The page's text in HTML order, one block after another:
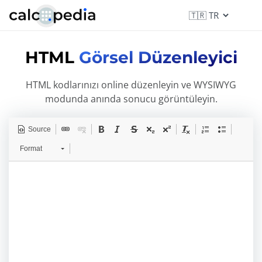
HTML Görsel Düzenleyici
HTML kodlarınızı online düzenleyin ve WYSIWYG
modunda anında sonucu görüntüleyin.
Source
Format